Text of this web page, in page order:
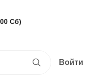
Сб)
Войти